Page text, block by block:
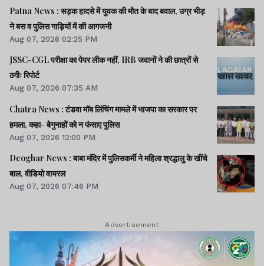
Patna News : सड़क हादसे में युवक की मौत के बाद बवाल, उग्र भीड़
ने बस व पुलिस गाड़ियों में की आगजनी
Aug 07, 2026 02:25 PM
JSSC-CGL परीक्षा का पेपर लीक नहीं, IRB जवानों ने की छात्रों से
ठगीः रिपोर्ट
Aug 07, 2026 07:35 AM
Chatra News : टंडवा मॉब लिंचिंग मामले में भाजपा का सरकार पर
हमला, कहा- बेगुनाहों को न फंसाए पुलिस
Aug 07, 2026 12:00 PM
Deoghar News : बाबा मंदिर में पुलिसकर्मी ने महिला श्रद्धालु के खींचे
बाल, वीडियो वायरल
Aug 07, 2026 07:46 PM
Advertisement